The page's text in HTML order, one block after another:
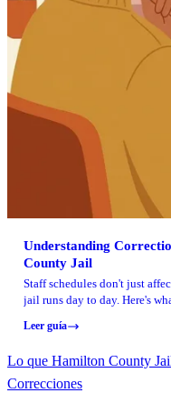
Understanding
County Jail
Staff schedules don't just
jail runs day to day. Here's
means for families trying to
Leer guía
Lo que Hamilton County
Correcciones